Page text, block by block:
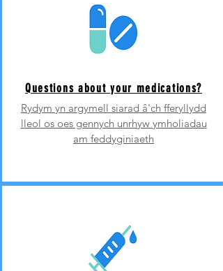
Questions about your medications?
Rydym yn argymell siarad â'ch fferyllydd
lleol os oes gennych unrhyw ymholiadau
am feddyginiaeth